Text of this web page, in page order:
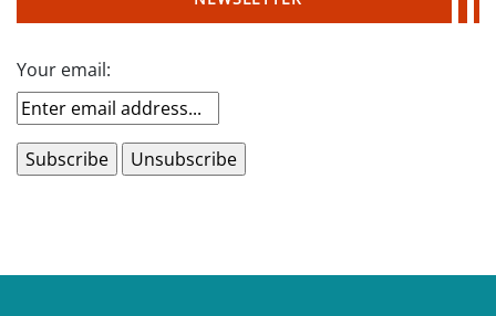
Your email: